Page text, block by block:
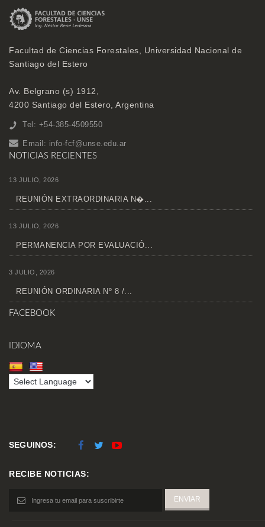
Facultad de Ciencias Forestales, Universidad Nacional de
Santiago del Estero
Av. Belgrano (s) 1912,
4200 Santiago del Estero, Argentina
Tel: +54-385-4509550
Email: info-fcf@unse.edu.ar
NOTICIAS RECIENTES
13 JULIO, 2026
REUNIÓN EXTRAORDINARIA N�...
13 JULIO, 2026
PERMANENCIA POR EVALUACIÓ...
3 JULIO, 2026
REUNIÓN ORDINARIA Nº 8 /...
FACEBOOK
IDIOMA
SEGUINOS:
RECIBE NOTICIAS: